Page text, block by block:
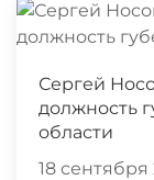
Сергей
должность
области
18 сентября